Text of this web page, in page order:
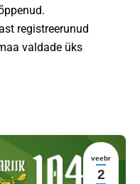
registreerunud
valdade üks
veebr
2